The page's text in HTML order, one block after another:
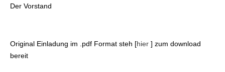
Der Vorstand
Original Einladung im .pdf Format steh [hier ] zum download
bereit